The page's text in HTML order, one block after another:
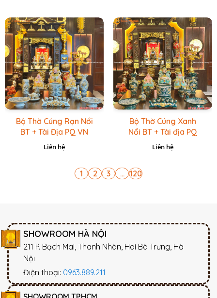
Bộ Thờ Cúng Rạn Nổi
BT + Tài Địa PQ VN
Vàng Caro
Liên hệ
Bộ Thờ Cúng Xanh
Nổi BT + Tài địa PQ
VN Xanh Lục
Liên hệ
1 2 3 ... 120
SHOWROOM HÀ NỘI
211 P. Bạch Mai, Thanh Nhàn, Hai Bà Trưng, Hà
Nội
Điện thoại: 0963.889.211